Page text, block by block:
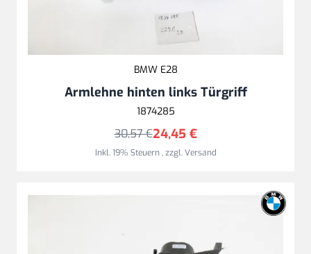
BMW E28
Armlehne hinten links Türgriff
1874285
24,45 €
30,57 €
Inkl. 19% Steuern,zzgl.Versand